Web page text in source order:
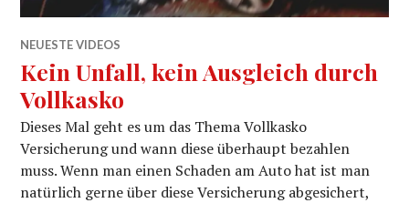
NEUESTE VIDEOS
Kein Unfall, kein Ausgleich durch
Vollkasko
Dieses Mal geht es um das Thema Vollkasko
Versicherung und wann diese überhaupt bezahlen
muss. Wenn man einen Schaden am Auto hat ist man
natürlich gerne über diese Versicherung abgesichert,